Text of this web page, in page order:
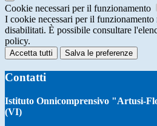
Cookie necessari per il funzionamento
I cookie necessari per il funzionamento
disabilitati. È possibile consultare
policy.
Accetta tutti Salva le preferenze
Contatti
Istituto Onnicomprensivo "Artusi-
(VI)